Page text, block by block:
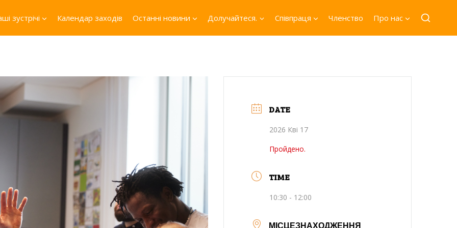
зустрічі Календар заходів Останні новини Долучайтеся. Співпраця Членство Про нас
DATE
2026 Кві 17
Пройдено.
TIME
10:30 - 12:00
МІСЦЕЗНАХОДЖЕННЯ